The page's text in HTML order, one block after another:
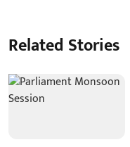
Related Stories